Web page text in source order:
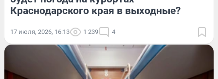
Краснодарского края в выходные?
17 июля, 2026, 16:13 1 239 4